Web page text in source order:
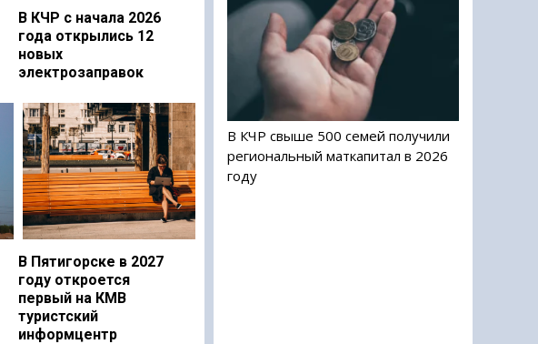
В КЧР с начала 2026
года открылись 12
новых
электрозаправок
В Пятигорске в 2027
году откроется
первый на КМВ
туристский
информцентр
В КЧР свыше 500 семей получили
региональный маткапитал в 2026
году